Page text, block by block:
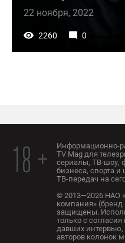
22 ноября, 2022
2260 0
18 +
Информационно-
TV Mag для
сериалы, ТВ-шоу,
бизнеса, спорта
ТВ-передач на
© 2013—2026 НАО
компания» (бренд
защищены.
только с
давших интервью,
авторов колонок